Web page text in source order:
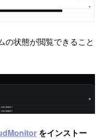
の状態が閲覧できること
をインストー